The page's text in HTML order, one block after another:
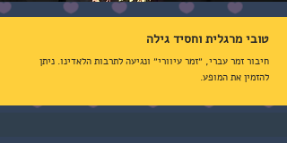
טובי מרגלית וחסיד גילה
חיבור זמר עברי, ״זמר עיוורי״ ונגיעה לתרבות הלאדינו. ניתן
להזמין את המופע.